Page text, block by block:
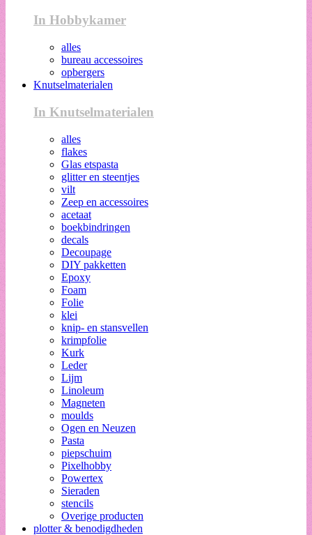
In Hobbykamer
alles
bureau accessoires
opbergers
Knutselmaterialen
In Knutselmaterialen
alles
flakes
Glas etspasta
glitter en steentjes
vilt
Zeep en accessoires
acetaat
boekbindringen
decals
Decoupage
DIY pakketten
Epoxy
Foam
Folie
klei
knip- en stansvellen
krimpfolie
Kurk
Leder
Lijm
Linoleum
Magneten
moulds
Ogen en Neuzen
Pasta
piepschuim
Pixelhobby
Powertex
Sieraden
stencils
Overige producten
plotter & benodigdheden